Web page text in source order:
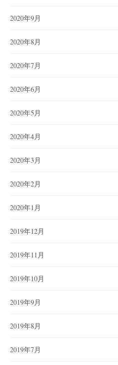
2020年9月
2020年8月
2020年7月
2020年6月
2020年5月
2020年4月
2020年3月
2020年2月
2020年1月
2019年12月
2019年11月
2019年10月
2019年9月
2019年8月
2019年7月